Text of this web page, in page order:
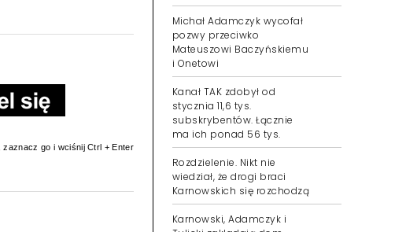
zaznacz go i wciśnij Ctrl + Enter
Michał Adamczyk wycofał
pozwy przeciwko
Mateuszowi Baczyńskiemu
i Onetowi
Kanał TAK zdobył od
stycznia 11,6 tys.
subskrybentów. Łącznie
ma ich ponad 56 tys.
Rozdzielenie. Nikt nie
wiedział, że drogi braci
Karnowskich się rozchodzą
Karnowski, Adamczyk i